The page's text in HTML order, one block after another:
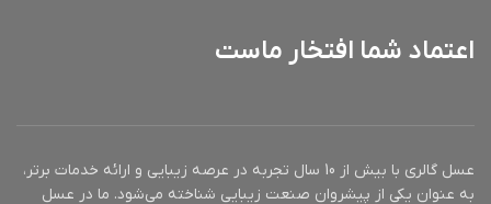
اعتماد شما افتخار ماست
عسل گالری با بیش از 10 سال تجربه در عرصه زیبایی و ارائه خدمات برتر،
به عنوان یکی از پیشروان صنعت زیبایی شناخته می‌شود. ما در عسل